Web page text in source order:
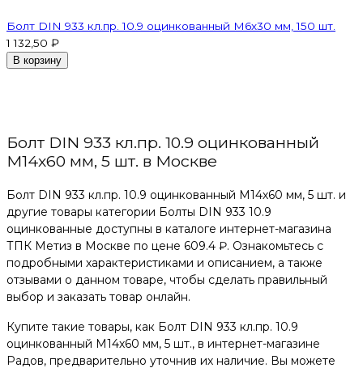
Болт DIN 933 кл.пр. 10.9 оцинкованный М6х30 мм, 150 шт.
1 132,50 ₽
В корзину
Болт DIN 933 кл.пр. 10.9 оцинкованный
М14х60 мм, 5 шт. в Москве
Болт DIN 933 кл.пр. 10.9 оцинкованный М14х60 мм, 5 шт. и
другие товары категории Болты DIN 933 10.9
оцинкованные доступны в каталоге интернет-магазина
ТПК Метиз в Москве по цене 609.4 ₽. Ознакомьтесь с
подробными характеристиками и описанием, а также
отзывами о данном товаре, чтобы сделать правильный
выбор и заказать товар онлайн.
Купите такие товары, как Болт DIN 933 кл.пр. 10.9
оцинкованный М14х60 мм, 5 шт., в интернет-магазине
Радов, предварительно уточнив их наличие. Вы можете